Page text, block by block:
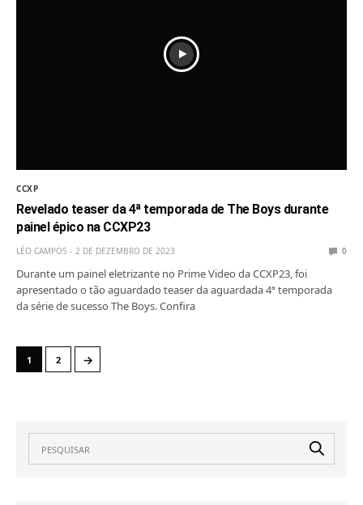
CCXP
Revelado teaser da 4ª temporada de The Boys durante
painel épico na CCXP23
LÉO CAMPOS 2 DE DEZEMBRO DE 2023 0
Durante um painel eletrizante no Prime Video da CCXP23, foi
apresentado o tão aguardado teaser da aguardada 4ª temporada
da série de sucesso The Boys. Confira
1 2 →